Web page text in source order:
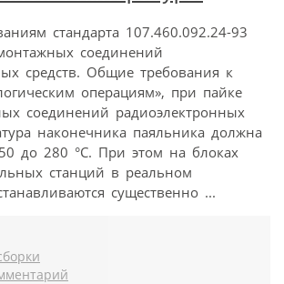
стандарта 107.460.092.24-93
соединений
средств. Общие требования к
операциям», при пайке
соединений радиоэлектронных
наконечника паяльника должна
до 280 °С. При этом на блоках
станций в реальном
существенно ...